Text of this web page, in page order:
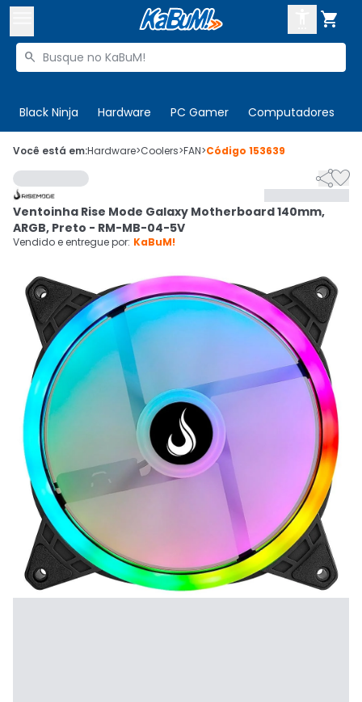

Buscar produtos

Black Ninja Hardware PC Gamer Computadores
 Olá. Acesse sua conta
 Departamentos
Cupons
Ativar tradutor em libras
CADASTRE-SE
Você está em:Hardware>Coolers>FAN>Código 153639

Ventoinha Rise Mode Galaxy Motherboard 140mm,
ARGB, Preto - RM-MB-04-5V
Vendido e entregue por: KaBuM!